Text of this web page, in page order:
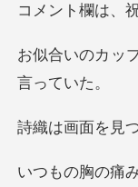
、
見